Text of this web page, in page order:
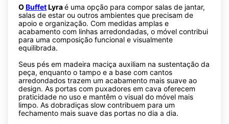
OBuffetLyraé uma opção para compor salas de jantar,
salas de estar ou outros ambientes que precisam de
apoio e organização. Com medidas amplas e
acabamento com linhas arredondadas, o móvel contribui
para uma composição funcional e visualmente
equilibrada.
Seus pés em madeira maciça auxiliam na sustentação da
peça, enquanto o tampo e a base com cantos
arredondados trazem um acabamento mais suave ao
design. As portas com puxadores em cava oferecem
praticidade no uso e mantêm o visual do móvel mais
limpo. As dobradiças slow contribuem para um
fechamento mais suave das portas no dia a dia.